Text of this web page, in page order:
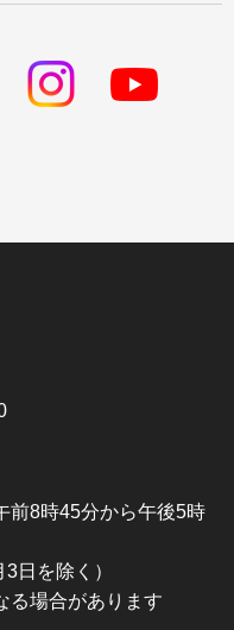
前8時45分から午後5時
日を除く）
る場合があります